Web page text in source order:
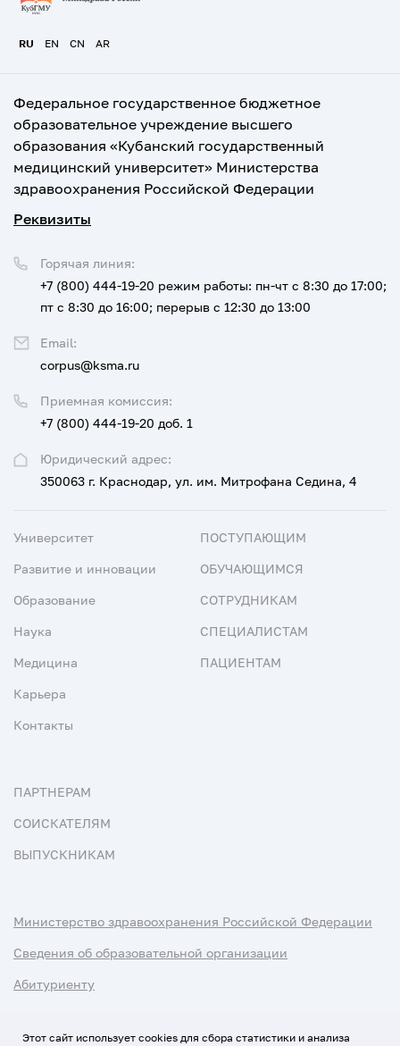
RU EN CN AR
Федеральное государственное бюджетное
образовательное учреждение высшего
образования «Кубанский государственный
медицинский университет» Министерства
здравоохранения Российской Федерации
Реквизиты
Юридический адрес:
350063 г. Краснодар, ул. им. Митрофана Седина, 4
Приемная комиссия:
+7 (800) 444-19-20 доб. 1
Горячая линия:
+7 (800) 444-19-20 режим работы: пн-чт с 8:30 до 17:00;
пт с 8:30 до 16:00; перерыв с 12:30 до 13:00
Email:
corpus@ksma.ru
Университет
Развитие и инновации
Образование
Наука
Медицина
Карьера
Контакты
ПОСТУПАЮЩИМ
ОБУЧАЮЩИМСЯ
СОТРУДНИКАМ
СПЕЦИАЛИСТАМ
ПАЦИЕНТАМ
ПАРТНЕРАМ
СОИСКАТЕЛЯМ
ВЫПУСКНИКАМ
Министерство здравоохранения Российской Федерации
Сведения об образовательной организации
Абитуриенту
Этот сайт использует cookies для сбора статистики и анализа